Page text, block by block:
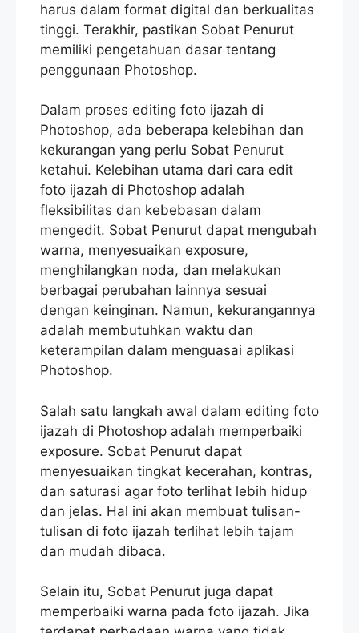
harus dalam format digital dan berkualitas
tinggi. Terakhir, pastikan Sobat Penurut
memiliki pengetahuan dasar tentang
penggunaan Photoshop.
Dalam proses editing foto ijazah di
Photoshop, ada beberapa kelebihan dan
kekurangan yang perlu Sobat Penurut
ketahui. Kelebihan utama dari cara edit
foto ijazah di Photoshop adalah
fleksibilitas dan kebebasan dalam
mengedit. Sobat Penurut dapat mengubah
warna, menyesuaikan exposure,
menghilangkan noda, dan melakukan
berbagai perubahan lainnya sesuai
dengan keinginan. Namun, kekurangannya
adalah membutuhkan waktu dan
keterampilan dalam menguasai aplikasi
Photoshop.
Salah satu langkah awal dalam editing foto
ijazah di Photoshop adalah memperbaiki
exposure. Sobat Penurut dapat
menyesuaikan tingkat kecerahan, kontras,
dan saturasi agar foto terlihat lebih hidup
dan jelas. Hal ini akan membuat tulisan-
tulisan di foto ijazah terlihat lebih tajam
dan mudah dibaca.
Selain itu, Sobat Penurut juga dapat
memperbaiki warna pada foto ijazah. Jika